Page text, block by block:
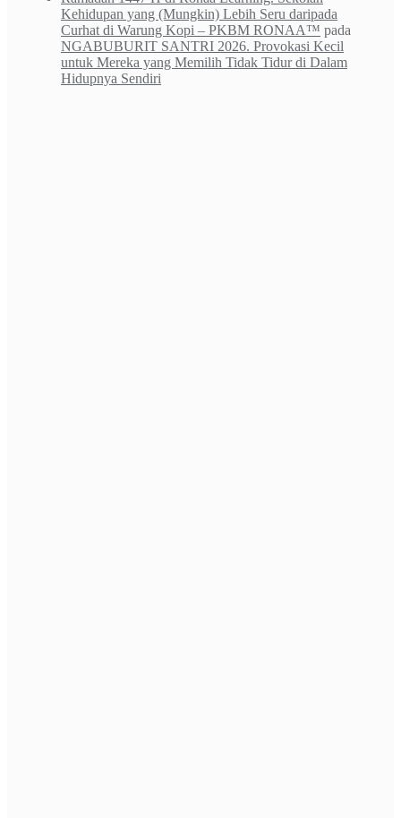
Kehidupan yang (Mungkin) Lebih Seru daripada
Curhat di Warung Kopi – PKBM RONAA™ pada
NGABUBURIT SANTRI 2026. Provokasi Kecil
untuk Mereka yang Memilih Tidak Tidur di Dalam
Hidupnya Sendiri